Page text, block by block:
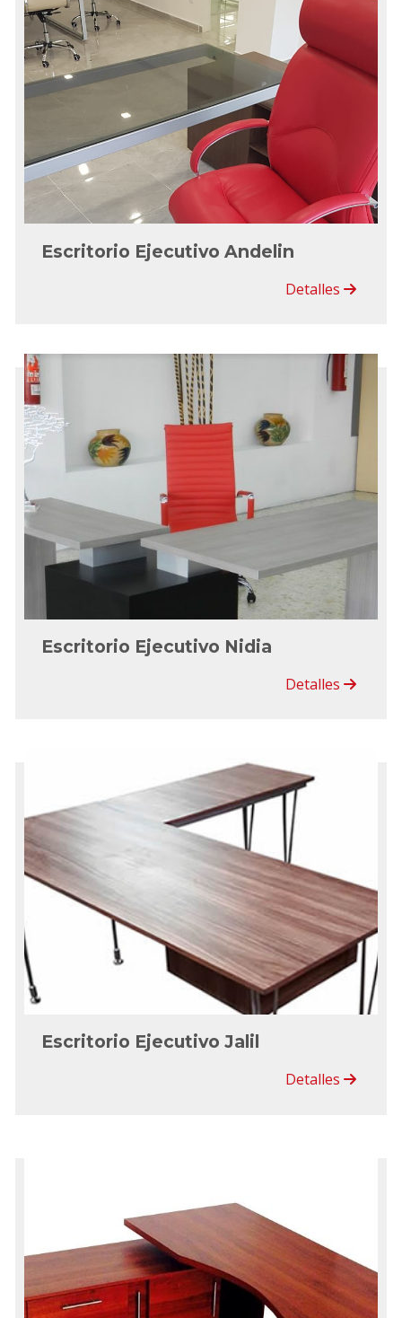
Escritorio Ejecutivo Andelin
Detalles
Escritorio Ejecutivo Nidia
Detalles
Escritorio Ejecutivo Jalil
Detalles